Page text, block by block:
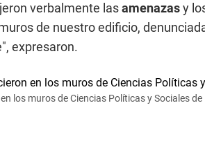
verbalmente lasamenazasy
de nuestro edificio,
expresaron.
los muros de Ciencias Políticas y Sociales